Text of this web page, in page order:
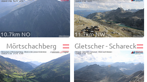
10.7km NO 11.7km NW
Mörtschachberg Gletscher - Schareck